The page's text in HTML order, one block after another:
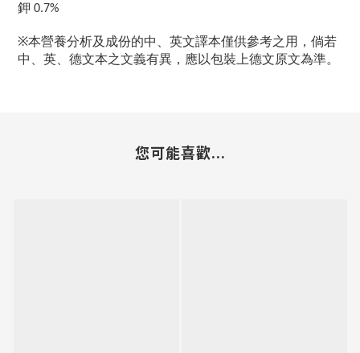
鉀 0.7%
※本營養分析及成份的中、英文譯本僅供參考之用，倘若
中、英、德文本之文義有異，應以包裝上德文原文為準。
您可能喜歡...